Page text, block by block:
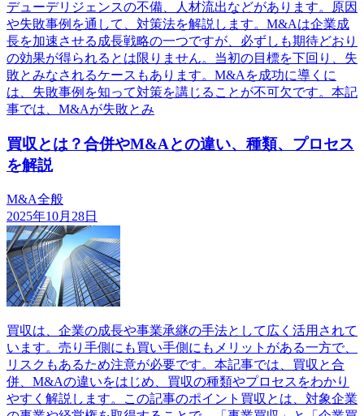
デューデリジェンスの不備、人材流出などがあります。原因
や失敗事例を通して、対策法を解説します。M&Aは企業成
長を加速させる成長戦略の一つですが、必ずしも期待どおり
の効果が得られるとは限りません。当初の目標を下回り、失
敗とみなされるケースもあります。M&Aを成功に導くに
は、失敗事例を知って対策を講じることが不可欠です。本記
事では、M&Aが失敗とみ
買収とは？合併やM&Aとの違い、種類、プロセス
を解説
M&A全般
2025年10月28日
買収は、企業の成長や事業承継の手法として広く活用されて
います。売り手側にも買い手側にもメリットがある一方で、
リスクもあるため注意が必要です。本記事では、買収と合
併、M&Aの違いをはじめ、買収の種類やプロセスをわかり
やすく解説します。この記事のポイント買収とは、対象企業